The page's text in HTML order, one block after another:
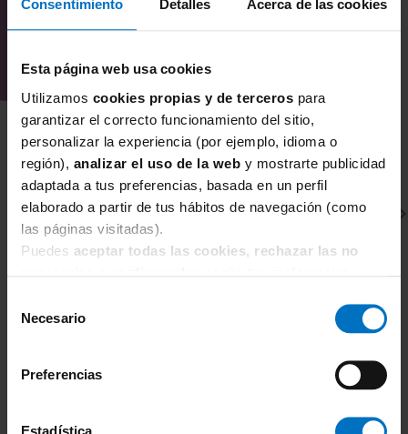
Consentimiento Detalles Acerca de las cookies
Esta página web usa cookies
Utilizamos cookies propias y de terceros para
garantizar el correcto funcionamiento del sitio,
personalizar la experiencia (por ejemplo, idioma o
región), analizar el uso de la web y mostrarte publicidad
adaptada a tus preferencias, basada en un perfil
elaborado a partir de tus hábitos de navegación (como
las páginas visitadas).
Puedes aceptar todas las cookies, rechazar las no
Necesario
Preferencias
CHANTELLE
Norah